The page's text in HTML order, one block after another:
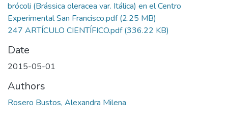
brócoli (Brássica oleracea var. Itálica) en el Centro
Experimental San Francisco.pdf(2.25 MB)
247 ARTÍCULO CIENTÍFICO.pdf(336.22 KB)
Date
2015-05-01
Authors
Rosero Bustos, Alexandra Milena